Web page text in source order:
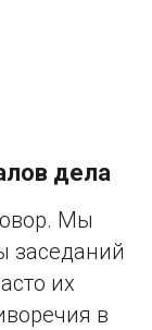
дела
Мы
заседаний
их
в